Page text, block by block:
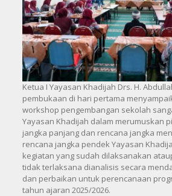
Ketua I Yayasan Khadijah Drs. H.
pembukaan di hari pertama
workshop pengembangan sekolah
Yayasan Khadijah dalam merumuskan
jangka panjang dan rencana jangka
rencana jangka pendek Yayasan
kegiatan yang sudah dilaksanakan
tidak terlaksana dianalisis secara
dan perbaikan untuk perencanaan
tahun ajaran 2025/2026.